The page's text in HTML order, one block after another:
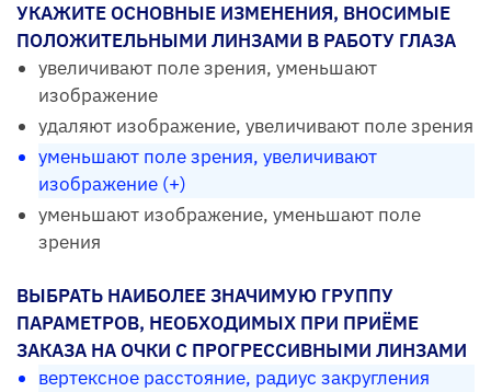
УКАЖИТЕ ОСНОВНЫЕ ИЗМЕНЕНИЯ, ВНОСИМЫЕ
ПОЛОЖИТЕЛЬНЫМИ ЛИНЗАМИ В РАБОТУ ГЛАЗА
увеличивают поле зрения, уменьшают
изображение
удаляют изображение, увеличивают поле зрения
уменьшают поле зрения, увеличивают
изображение (+)
уменьшают изображение, уменьшают поле
зрения
ВЫБРАТЬ НАИБОЛЕЕ ЗНАЧИМУЮ ГРУППУ
ПАРАМЕТРОВ, НЕОБХОДИМЫХ ПРИ ПРИЁМЕ
ЗАКАЗА НА ОЧКИ С ПРОГРЕССИВНЫМИ ЛИНЗАМИ
вертексное расстояние, радиус закругления